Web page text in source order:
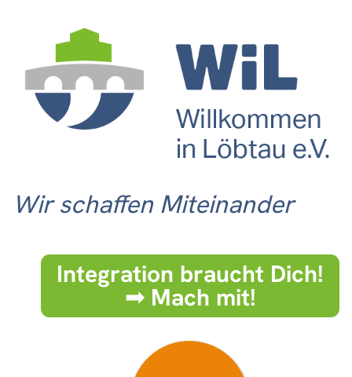
Wir schaffen Miteinander
Integration braucht Dich!
➟ Mach mit!